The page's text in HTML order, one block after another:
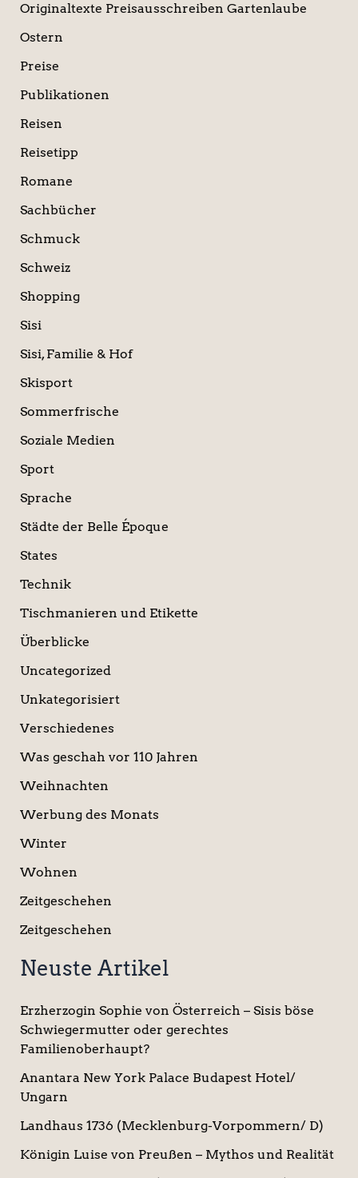
Originaltexte Preisausschreiben Gartenlaube
Ostern
Preise
Publikationen
Reisen
Reisetipp
Romane
Sachbücher
Schmuck
Schweiz
Shopping
Sisi
Sisi, Familie & Hof
Skisport
Sommerfrische
Soziale Medien
Sport
Sprache
Städte der Belle Époque
States
Technik
Tischmanieren und Etikette
Überblicke
Uncategorized
Unkategorisiert
Verschiedenes
Was geschah vor 110 Jahren
Weihnachten
Werbung des Monats
Winter
Wohnen
Zeitgeschehen
Zeitgeschehen
Neuste Artikel
Erzherzogin Sophie von Österreich – Sisis böse
Schwiegermutter oder gerechtes
Familienoberhaupt?
Anantara New York Palace Budapest Hotel/
Ungarn
Landhaus 1736 (Mecklenburg-Vorpommern/ D)
Königin Luise von Preußen – Mythos und Realität